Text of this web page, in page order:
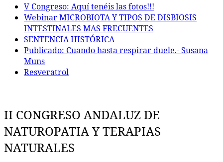
V Congreso: Aquí tenéis las fotos!!!
Webinar MICROBIOTA Y TIPOS DE DISBIOSIS
INTESTINALES MAS FRECUENTES
SENTENCIA HISTÓRICA
Publicado: Cuando hasta respirar duele.- Susana
Muns
Resveratrol
II CONGRESO ANDALUZ DE
NATUROPATIA Y TERAPIAS
NATURALES